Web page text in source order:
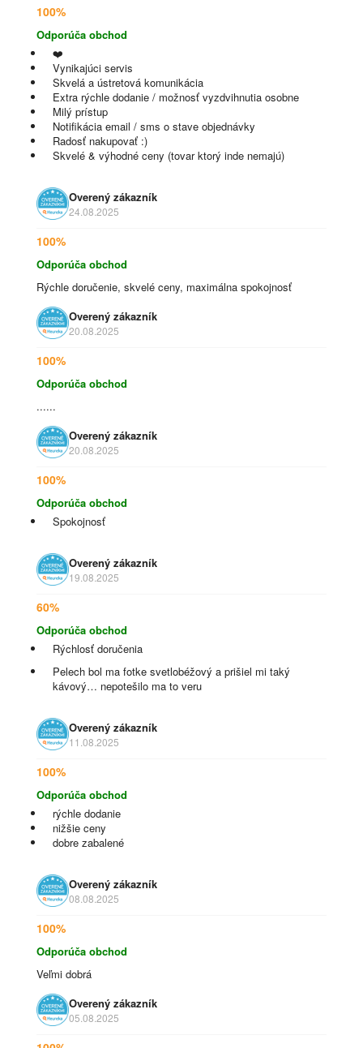
100%
Odporúča obchod
❤️
Vynikajúci servis
Skvelá a ústretová komunikácia
Extra rýchle dodanie / možnosť vyzdvihnutia osobne
Milý prístup
Notifikácia email / sms o stave objednávky
Radosť nakupovať :)
Skvelé & výhodné ceny (tovar ktorý inde nemajú)
Overený zákazník
24.08.2025
100%
Odporúča obchod
Rýchle doručenie, skvelé ceny, maximálna spokojnosť
Overený zákazník
20.08.2025
100%
Odporúča obchod
......
Overený zákazník
20.08.2025
100%
Odporúča obchod
Spokojnosť
Overený zákazník
19.08.2025
60%
Odporúča obchod
Rýchlosť doručenia
Pelech bol ma fotke svetlobéžový a prišiel mi taký
kávový… nepotešilo ma to veru
Overený zákazník
11.08.2025
100%
Odporúča obchod
rýchle dodanie
nižšie ceny
dobre zabalené
Overený zákazník
08.08.2025
100%
Odporúča obchod
Veľmi dobrá
Overený zákazník
05.08.2025